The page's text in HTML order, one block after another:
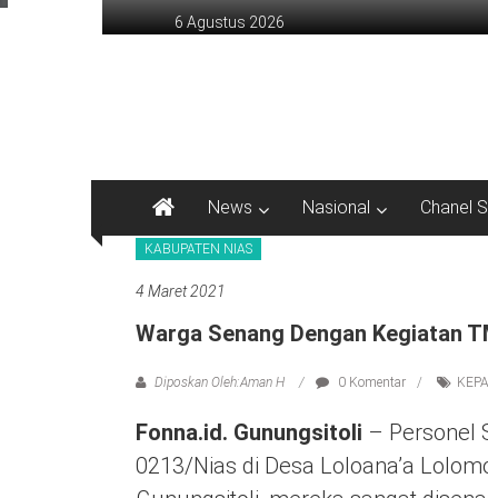
ke
6 Agustus 2026
News Nasional Chanel
KABUPATEN NIAS
4 Maret 2021
Warga Senang Dengan Kegiatan
Diposkan Oleh:Aman H 0 Komentar
Fonna.id. Gunungsitoli – Personel
0213/Nias di Desa Loloana’a